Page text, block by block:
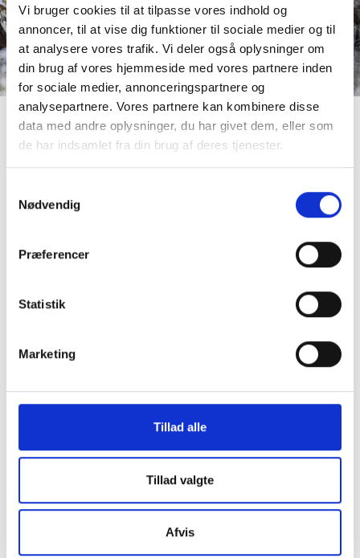
Vi bruger cookies til at tilpasse vores indhold og
annoncer, til at vise dig funktioner til sociale medier og til
at analysere vores trafik. Vi deler også oplysninger om
din brug af vores hjemmeside med vores partnere inden
for sociale medier, annonceringspartnere og
analysepartnere. Vores partnere kan kombinere disse
data med andre oplysninger, du har givet dem, eller som
de har indsamlet fra din brug af deres tjenester.
Nødvendig
Præferencer
Statistik
Marketing
Tillad alle
Tillad valgte
Afvis
NYT FRA BESTYRELSEN
Herunder finder du seneste dagsordenspunkter og
generalforsamlinger.
DAGSORDENSPUNKTER
Nyheder Fra Bestyrelsen Den 6. November 2025
Nyheder Fra Bestyrelsesmøde den 12. December
Nyheder Fra Bestyrelsesmøde den 12.
GENERALFORSAMLING